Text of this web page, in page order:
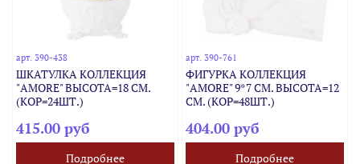
арт.390-438
ШКАТУЛКА КОЛЛЕКЦИЯ
"AMORE" ВЫСОТА=18 СМ.
(КОР=24ШТ.)
415.00 руб
Подробнее
арт. 390-761
ФИГУРКА КОЛЛЕКЦИЯ
"AMORE" 9*7 СМ. ВЫСОТА=12
СМ. (КОР=48ШТ.)
404.00 руб
Подробнее